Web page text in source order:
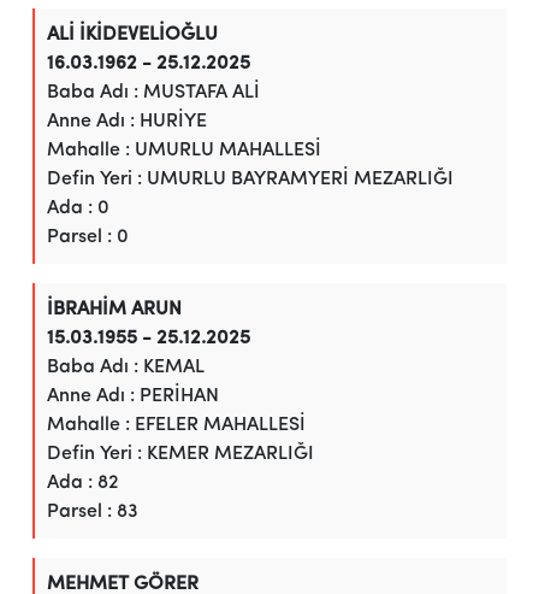
ALİ İKİDEVELİOĞLU
16.03.1962 - 25.12.2025
Baba Adı : MUSTAFA ALİ
Anne Adı : HURİYE
Mahalle : UMURLU MAHALLESİ
Defin Yeri : UMURLU BAYRAMYERİ MEZARLIĞI
Ada : 0
Parsel : 0
İBRAHİM ARUN
15.03.1955 - 25.12.2025
Baba Adı : KEMAL
Anne Adı : PERİHAN
Mahalle : EFELER MAHALLESİ
Defin Yeri : KEMER MEZARLIĞI
Ada : 82
Parsel : 83
MEHMET GÖRER